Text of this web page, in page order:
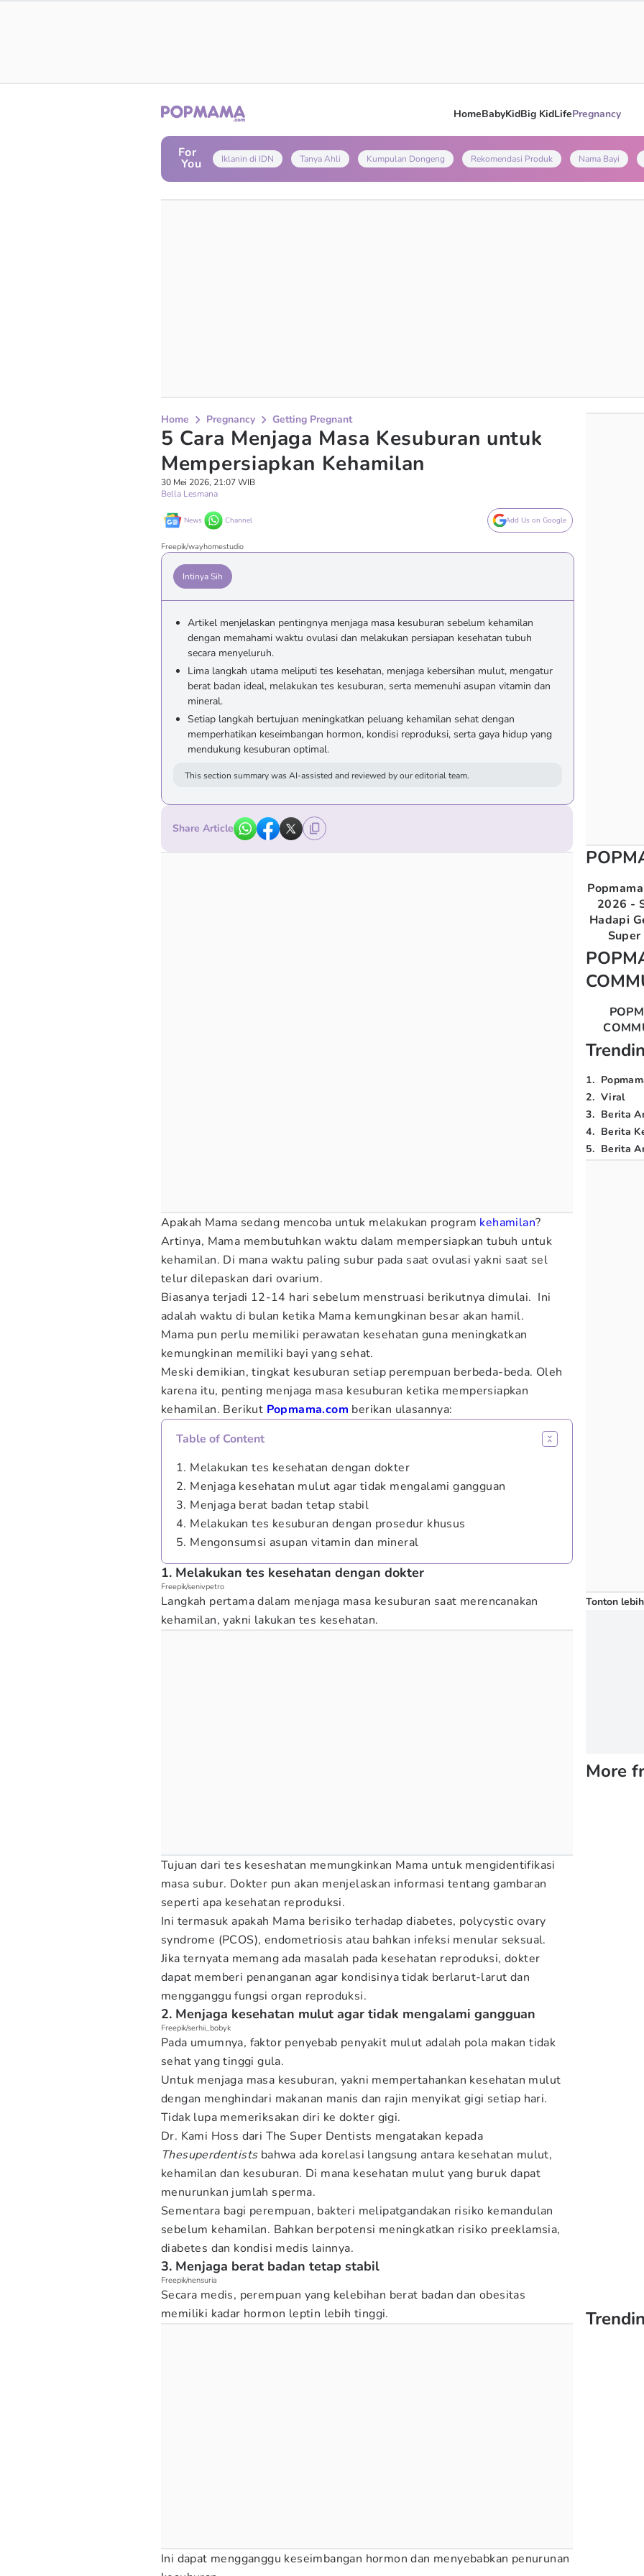
HomeBabyKidBig KidLifePregnancy
For
You Iklanin di IDN Tanya Ahli Kumpulan Dongeng Rekomendasi Produk Nama Bayi
Home Pregnancy Getting Pregnant
5 Cara Menjaga Masa Kesuburan untuk
Mempersiapkan Kehamilan
30 Mei 2026, 21:07 WIB
Bella Lesmana
News Channel Add Us on Google
Freepik/wayhomestudio
Intinya Sih
Artikel menjelaskan pentingnya menjaga masa kesuburan sebelum kehamilan
dengan memahami waktu ovulasi dan melakukan persiapan kesehatan tubuh
secara menyeluruh.
Lima langkah utama meliputi tes kesehatan, menjaga kebersihan mulut, mengatur
berat badan ideal, melakukan tes kesuburan, serta memenuhi asupan vitamin dan
mineral.
Setiap langkah bertujuan meningkatkan peluang kehamilan sehat dengan
memperhatikan keseimbangan hormon, kondisi reproduksi, serta gaya hidup yang
mendukung kesuburan optimal.
This section summary was AI-assisted and reviewed by our editorial team.
Share Article
Apakah Mama sedang mencoba untuk melakukan program kehamilan?
Artinya, Mama membutuhkan waktu dalam mempersiapkan tubuh untuk
kehamilan. Di mana waktu paling subur pada saat ovulasi yakni saat sel
telur dilepaskan dari ovarium.
Biasanya terjadi 12-14 hari sebelum menstruasi berikutnya dimulai. Ini
adalah waktu di bulan ketika Mama kemungkinan besar akan hamil.
Mama pun perlu memiliki perawatan kesehatan guna meningkatkan
kemungkinan memiliki bayi yang sehat.
Meski demikian, tingkat kesuburan setiap perempuan berbeda-beda. Oleh
karena itu, penting menjaga masa kesuburan ketika mempersiapkan
kehamilan. Berikut Popmama.com berikan ulasannya:
Table of Content
1. Melakukan tes kesehatan dengan dokter
2. Menjaga kesehatan mulut agar tidak mengalami gangguan
3. Menjaga berat badan tetap stabil
4. Melakukan tes kesuburan dengan prosedur khusus
5. Mengonsumsi asupan vitamin dan mineral
1. Melakukan tes kesehatan dengan dokter
Freepik/senivpetro
Langkah pertama dalam menjaga masa kesuburan saat merencanakan
kehamilan, yakni lakukan tes kesehatan.
Tujuan dari tes keseshatan memungkinkan Mama untuk mengidentifikasi
masa subur. Dokter pun akan menjelaskan informasi tentang gambaran
seperti apa kesehatan reproduksi.
Ini termasuk apakah Mama berisiko terhadap diabetes, polycystic ovary
syndrome (PCOS), endometriosis atau bahkan infeksi menular seksual.
Jika ternyata memang ada masalah pada kesehatan reproduksi, dokter
dapat memberi penanganan agar kondisinya tidak berlarut-larut dan
mengganggu fungsi organ reproduksi.
2. Menjaga kesehatan mulut agar tidak mengalami gangguan
Freepik/serhii_bobyk
Pada umumnya, faktor penyebab penyakit mulut adalah pola makan tidak
sehat yang tinggi gula.
Untuk menjaga masa kesuburan, yakni mempertahankan kesehatan mulut
dengan menghindari makanan manis dan rajin menyikat gigi setiap hari.
Tidak lupa memeriksakan diri ke dokter gigi.
Dr. Kami Hoss dari The Super Dentists mengatakan kepada
Thesuperdentistsbahwa ada korelasi langsung antara kesehatan mulut,
kehamilan dan kesuburan. Di mana kesehatan mulut yang buruk dapat
menurunkan jumlah sperma.
Sementara bagi perempuan, bakteri melipatgandakan risiko kemandulan
sebelum kehamilan. Bahkan berpotensi meningkatkan risiko preeklamsia,
diabetes dan kondisi medis lainnya.
3. Menjaga berat badan tetap stabil
Freepik/nensuria
Secara medis, perempuan yang kelebihan berat badan dan obesitas
memiliki kadar hormon leptin lebih tinggi.
Ini dapat mengganggu keseimbangan hormon dan menyebabkan penurunan
2026 -
Hadapi
1.
2. Viral
3. Berita
4. Berita
5. Berita
Tonton
More